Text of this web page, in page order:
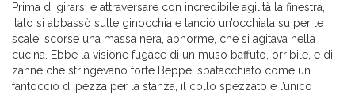
Prima di girarsi e attraversare con incredibile agilità la finestra,
Italo si abbassò sulle ginocchia e lanciò un’occhiata su per le
scale: scorse una massa nera, abnorme, che si agitava nella
cucina. Ebbe la visione fugace di un muso baffuto, orribile, e di
zanne che stringevano forte Beppe, sbatacchiato come un
fantoccio di pezza per la stanza, il collo spezzato e l’unico